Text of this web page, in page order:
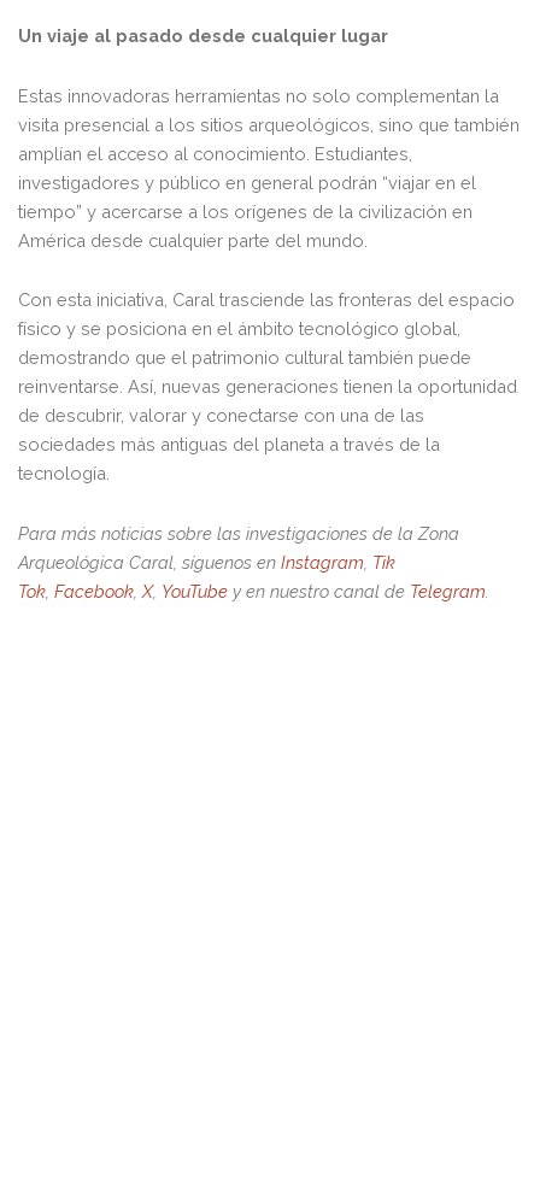
Un viaje al pasado desde cualquier lugar
Estas innovadoras herramientas no solo complementan la
visita presencial a los sitios arqueológicos, sino que también
amplían el acceso al conocimiento. Estudiantes,
investigadores y público en general podrán “viajar en el
tiempo” y acercarse a los orígenes de la civilización en
América desde cualquier parte del mundo.
Con esta iniciativa, Caral trasciende las fronteras del espacio
físico y se posiciona en el ámbito tecnológico global,
demostrando que el patrimonio cultural también puede
reinventarse. Así, nuevas generaciones tienen la oportunidad
de descubrir, valorar y conectarse con una de las
sociedades más antiguas del planeta a través de la
tecnología.
Para más noticias sobre las investigaciones de la Zona
Arqueológica Caral, síguenos en Instagram Tik
Tok Facebook X, YouTube y en nuestro canal de Telegram